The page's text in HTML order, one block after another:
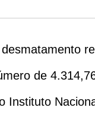
de
Instituto